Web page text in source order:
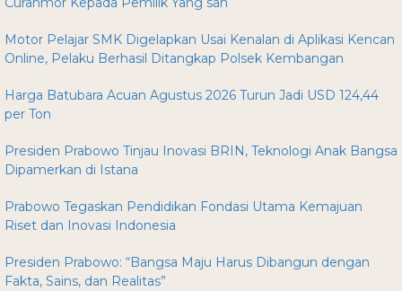
Motor Pelajar SMK Digelapkan Usai Kenalan di Aplikasi Kencan
Online, Pelaku Berhasil Ditangkap Polsek Kembangan
Harga Batubara Acuan Agustus 2026 Turun Jadi USD 124,44
per Ton
Presiden Prabowo Tinjau Inovasi BRIN, Teknologi Anak Bangsa
Dipamerkan di Istana
Prabowo Tegaskan Pendidikan Fondasi Utama Kemajuan
Riset dan Inovasi Indonesia
Presiden Prabowo: “Bangsa Maju Harus Dibangun dengan
Fakta, Sains, dan Realitas”